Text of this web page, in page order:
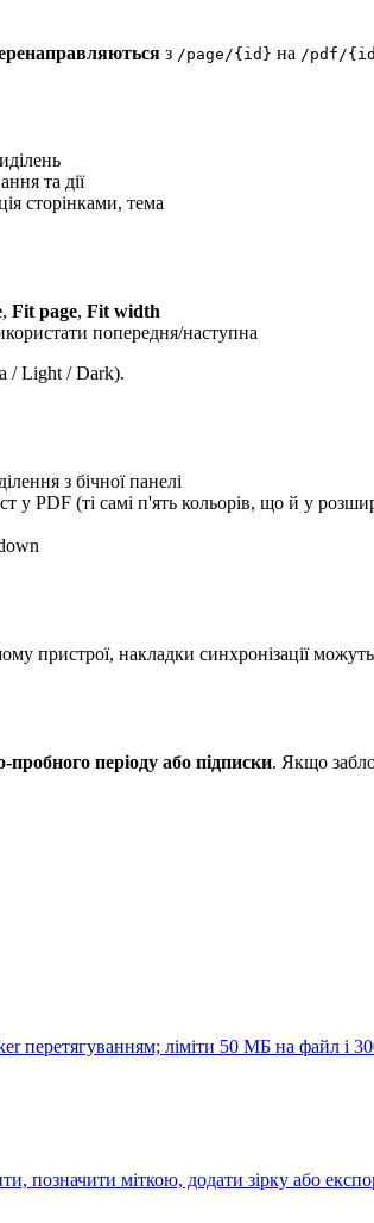
з /page/{id} на /pdf/
та дії
сторінками, тема
, Fit page, Fit width
попередня/наступна
/ Light / Dark).
з бічної панелі
у PDF (ті самі п'ять кольорів, що й у
пристрої, накладки синхронізації
пробного періоду або підписки. Якщо
перетягуванням; ліміти 50 МБ на файл і
позначити міткою, додати зірку або